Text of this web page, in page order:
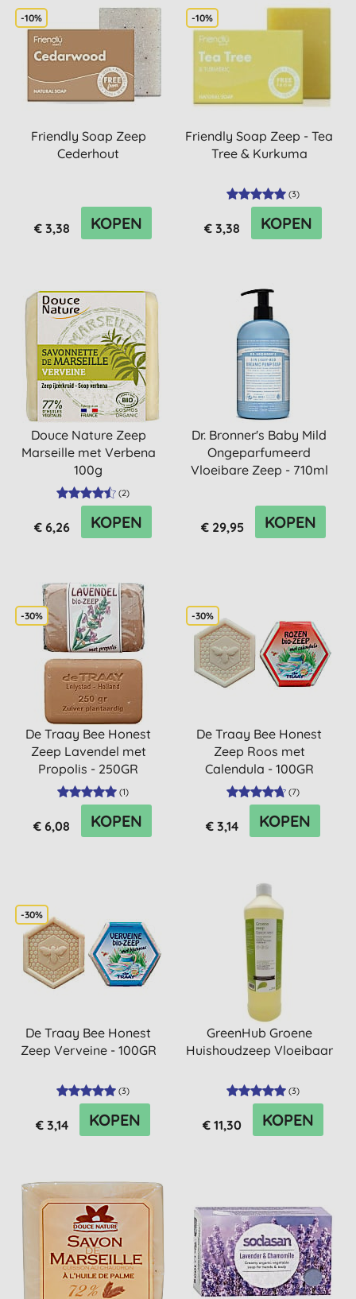
-10%
Friendly Soap Zeep
Cederhout
€ 3,38 KOPEN
-10%
Friendly Soap Zeep - Tea
Tree & Kurkuma
(3)
€ 3,38 KOPEN
Douce Nature Zeep
Marseille met Verbena
100g
(2)
€ 6,26 KOPEN
Dr. Bronner's Baby Mild
Ongeparfumeerd
Vloeibare Zeep - 710ml
€ 29,95 KOPEN
-30%
De Traay Bee Honest
Zeep Lavendel met
Propolis - 250GR
(1)
€ 6,08 KOPEN
-30%
De Traay Bee Honest
Zeep Roos met
Calendula - 100GR
(7)
€ 3,14 KOPEN
-30%
De Traay Bee Honest
Zeep Verveine - 100GR
(3)
€ 3,14 KOPEN
GreenHub Groene
Huishoudzeep Vloeibaar
(3)
€ 11,30 KOPEN